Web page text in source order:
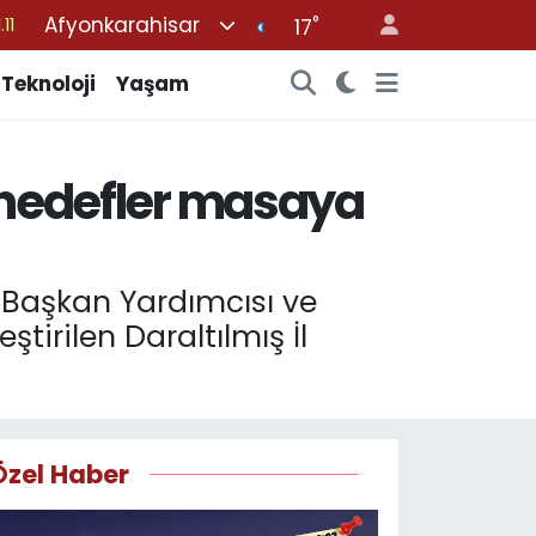
Afyonkarahisar 17°
Teknoloji Yaşam
masaya
Yardımcısı ve
Daraltılmış İl
Haber